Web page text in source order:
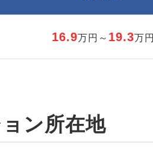
16.9万円～ 19.3万
ン所在地